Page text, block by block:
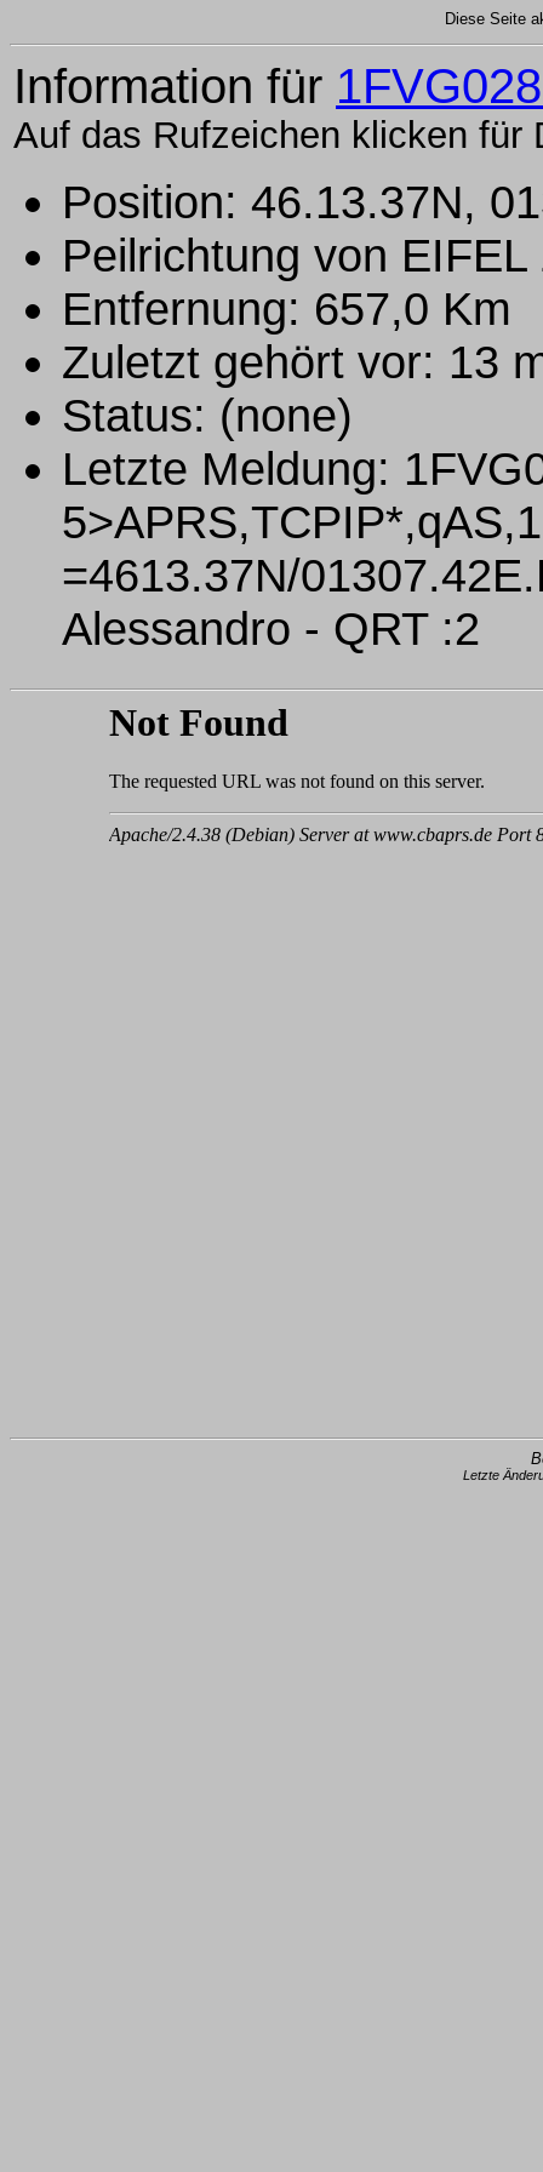
Diese Seite
Information für
Auf das Rufzeichen klicken für
Position: 46.13.37N,
Peilrichtung von
Entfernung: 657,0 Km
Zuletzt gehört vor: 13
Status: (none)
Letzte Meldung:
=4613.37N/
Alessandro - QRT :2
Letzte